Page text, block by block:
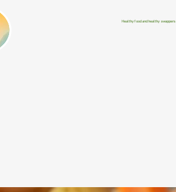
Healthy food and healthy swappers